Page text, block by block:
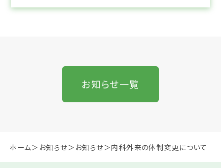
ホーム お知らせ お知らせ 内科外来の体制変更について
お知らせ一覧